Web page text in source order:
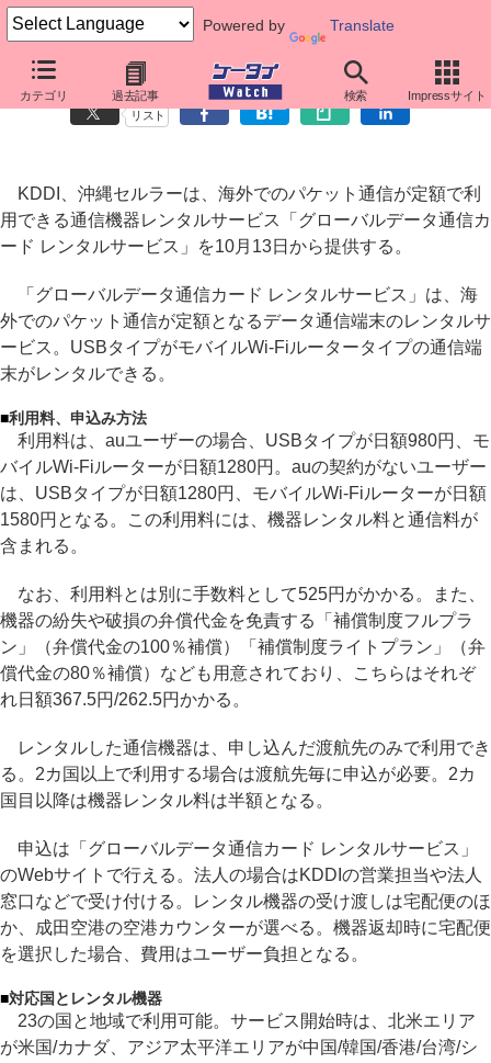
Powered by Translate
カテゴリ 過去記事 検索 Impressサイト
au、海外パケット定額サービス発表
リスト
KDDI、沖縄セルラーは、海外でのパケット通信が定額で利
用できる通信機器レンタルサービス「グローバルデータ通信カ
ード レンタルサービス」を10月13日から提供する。
「グローバルデータ通信カード レンタルサービス」は、海
外でのパケット通信が定額となるデータ通信端末のレンタルサ
ービス。USBタイプがモバイルWi-Fiルータータイプの通信端
末がレンタルできる。
■利用料、申込み方法
利用料は、auユーザーの場合、USBタイプが日額980円、モ
バイルWi-Fiルーターが日額1280円。auの契約がないユーザー
は、USBタイプが日額1280円、モバイルWi-Fiルーターが日額
1580円となる。この利用料には、機器レンタル料と通信料が
含まれる。
なお、利用料とは別に手数料として525円がかかる。また、
機器の紛失や破損の弁償代金を免責する「補償制度フルプラ
ン」（弁償代金の100％補償）「補償制度ライトプラン」（弁
償代金の80％補償）なども用意されており、こちらはそれぞ
れ日額367.5円/262.5円かかる。
レンタルした通信機器は、申し込んだ渡航先のみで利用でき
る。2カ国以上で利用する場合は渡航先毎に申込が必要。2カ
国目以降は機器レンタル料は半額となる。
申込は「グローバルデータ通信カード レンタルサービス」
のWebサイトで行える。法人の場合はKDDIの営業担当や法人
窓口などで受け付ける。レンタル機器の受け渡しは宅配便のほ
か、成田空港の空港カウンターが選べる。機器返却時に宅配便
を選択した場合、費用はユーザー負担となる。
■対応国とレンタル機器
23の国と地域で利用可能。サービス開始時は、北米エリア
が米国/カナダ、アジア太平洋エリアが中国/韓国/香港/台湾/シ